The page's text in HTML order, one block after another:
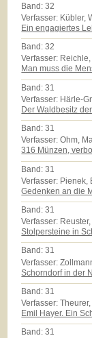
Band:32
Verfasser: Kübler,
Ein engagiertes
Band:32
Verfasser:
Man muss die
Band:31
Verfasser: Härle-
Der Waldbesitz
Band:31
Verfasser: Ohm,
316 Münzen,
Band:31
Verfasser: Pienek,
Gedenken an die
Band:31
Verfasser:
Stolpersteine in
Band:31
Verfasser:
Schorndorf in der
Band:31
Verfasser:
Emil Hayer. Ein
Band:31